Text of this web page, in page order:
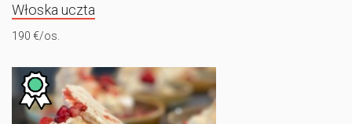
Włoska uczta
190 €/os.